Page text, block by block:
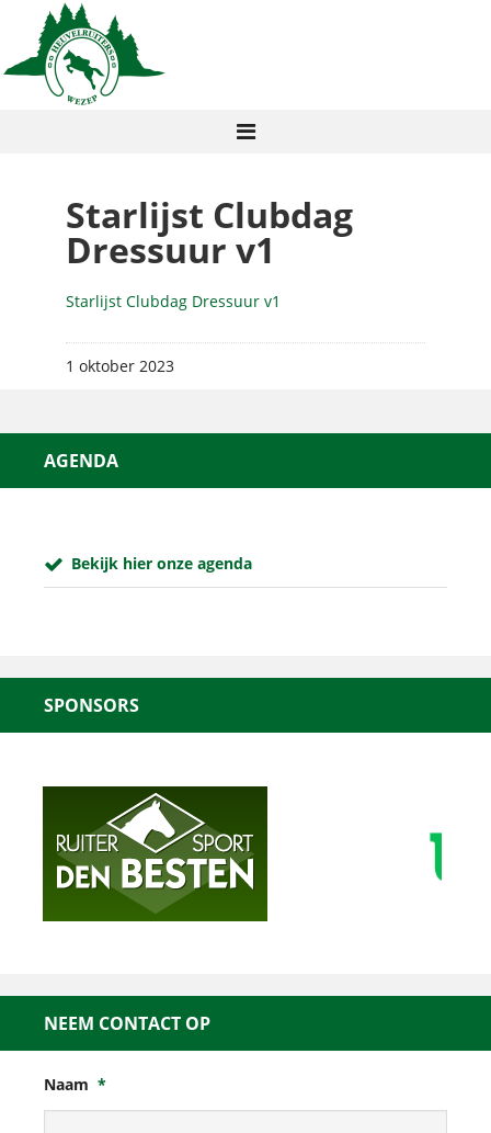
Starlijst Clubdag
Dressuur v1
Starlijst Clubdag Dressuur v1
1 oktober 2023
AGENDA
Bekijk hier onze agenda
SPONSORS
NEEM CONTACT OP
Naam *